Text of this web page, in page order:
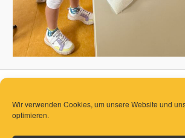
Wir verwenden Cookies, um unsere Website und
optimieren.